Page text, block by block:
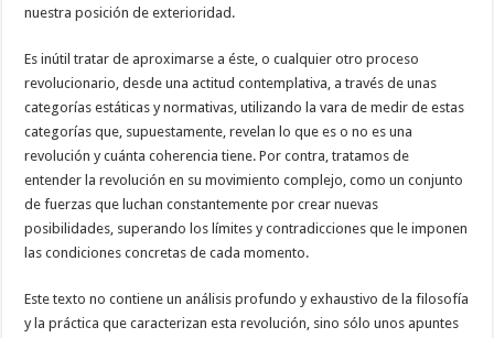
nuestra posición de exterioridad.
Es inútil tratar de aproximarse a éste, o cualquier otro proceso
revolucionario, desde una actitud contemplativa, a través de unas
categorías estáticas y normativas, utilizando la vara de medir de estas
categorías que, supuestamente, revelan lo que es o no es una
revolución y cuánta coherencia tiene. Por contra, tratamos de
entender la revolución en su movimiento complejo, como un conjunto
de fuerzas que luchan constantemente por crear nuevas
posibilidades, superando los límites y contradicciones que le imponen
las condiciones concretas de cada momento.
Este texto no contiene un análisis profundo y exhaustivo de la filosofía
y la práctica que caracterizan esta revolución, sino sólo unos apuntes